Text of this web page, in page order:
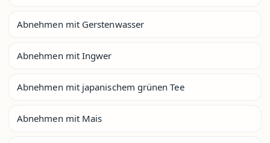
Abnehmen mit Gerstenwasser
Abnehmen mit Ingwer
Abnehmen mit japanischem grünen Tee
Abnehmen mit Mais